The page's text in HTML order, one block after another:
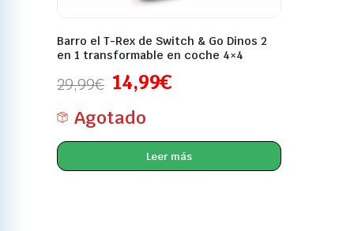
Barro el T-Rex de Switch & Go Dinos 2
en 1 transformable en coche 4×4
29,99€ 14,99€
Agotado
Leer más